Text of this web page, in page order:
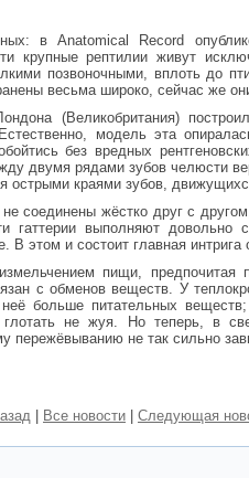
в Anatomical Record
крупные рептилии живут
позвоночными, вплоть до
весьма широко, сейчас же
(Великобритания)
модель эта
без вредных
двумя рядами зубов челюсти
острыми краями зубов,
соединены жёстко друг с
выполняют довольно
этом и состоит главная интрига
пищи, предпочитая
с обменов веществ. У
больше питательных
не жуя. Но теперь, в
пережёвыванию не так сильно
Все новости Следующая